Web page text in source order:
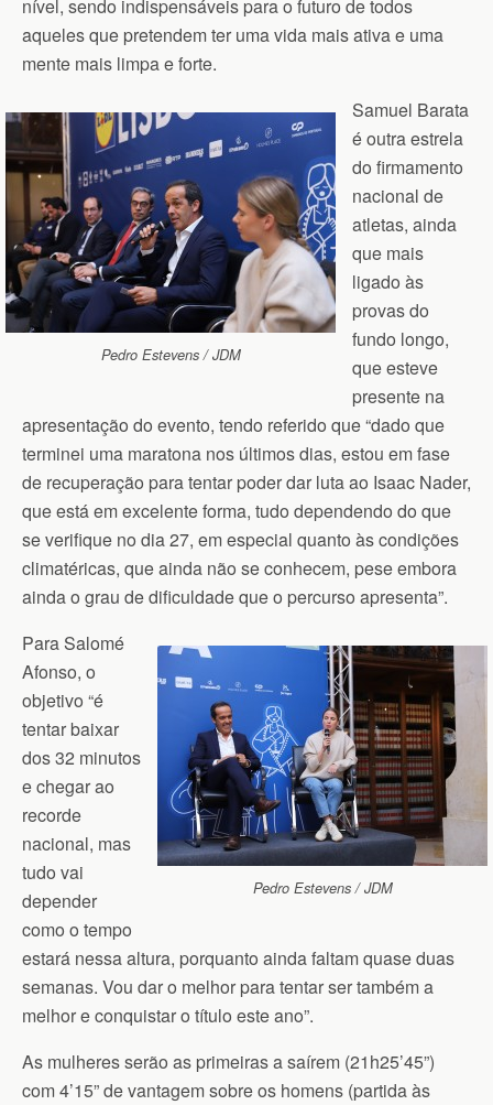
nível, sendo indispensáveis para o futuro de todos
aqueles que pretendem ter uma vida mais ativa e uma
mente mais limpa e forte.
Pedro Estevens / JDM
Samuel Barata
é outra estrela
do firmamento
nacional de
atletas, ainda
que mais
ligado às
provas do
fundo longo,
que esteve
presente na
apresentação do evento, tendo referido que “dado que
terminei uma maratona nos últimos dias, estou em fase
de recuperação para tentar poder dar luta ao Isaac Nader,
que está em excelente forma, tudo dependendo do que
se verifique no dia 27, em especial quanto às condições
climatéricas, que ainda não se conhecem, pese embora
ainda o grau de dificuldade que o percurso apresenta”.
Pedro Estevens / JDM
Para Salomé
Afonso, o
objetivo “é
tentar baixar
dos 32 minutos
e chegar ao
recorde
nacional, mas
tudo vai
depender
como o tempo
estará nessa altura, porquanto ainda faltam quase duas
semanas. Vou dar o melhor para tentar ser também a
melhor e conquistar o título este ano”.
As mulheres serão as primeiras a saírem (21h25’45”)
com 4’15” de vantagem sobre os homens (partida às